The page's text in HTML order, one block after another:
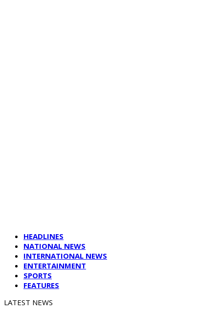
HEADLINES
NATIONAL NEWS
INTERNATIONAL NEWS
ENTERTAINMENT
SPORTS
FEATURES
LATEST NEWS